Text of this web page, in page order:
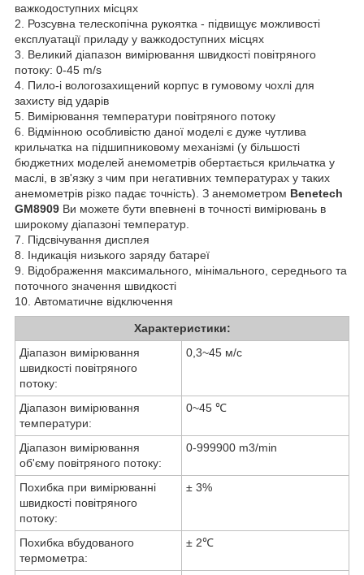
важкодоступних місцях
2. Розсувна телескопічна рукоятка - підвищує можливості
експлуатації приладу у важкодоступних місцях
3. Великий діапазон вимірювання швидкості повітряного
потоку: 0-45 m/s
4. Пило-і вологозахищений корпус в гумовому чохлі для
захисту від ударів
5. Вимірювання температури повітряного потоку
6. Відмінною особливістю даної моделі є дуже чутлива
крильчатка на підшипниковому механізмі (у більшості
бюджетних моделей анемометрів обертається крильчатка у
маслі, в зв'язку з чим при негативних температурах у таких
анемометрів різко падає точність). З анемометром Benetech
GM8909 Ви можете бути впевнені в точності вимірювань в
широкому діапазоні температур.
7. Підсвічування дисплея
8. Індикація низького заряду батареї
9. Відображення максимального, мінімального, середнього та
поточного значення швидкості
10. Автоматичне відключення
Характеристики:
Діапазон вимірювання
швидкості повітряного
потоку:
0,3~45 м/с
Діапазон вимірювання
температури:
0~45 ℃
Діапазон вимірювання
об'єму повітряного потоку:
0-999900 m3/min
Похибка при вимірюванні
швидкості повітряного
потоку:
± 3%
Похибка вбудованого
термометра:
± 2℃